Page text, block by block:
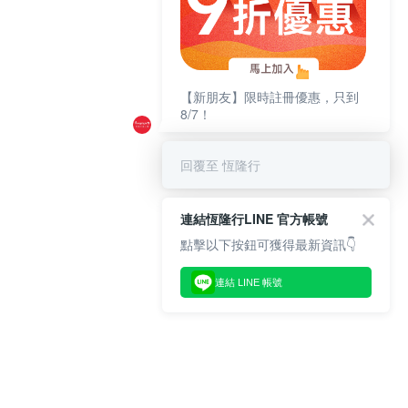
【新朋友】限時註冊優惠，只到
8/7！
回覆至 恆隆行
連結恆隆行LINE 官方帳號
點擊以下按鈕可獲得最新資訊👇
連結 LINE 帳號